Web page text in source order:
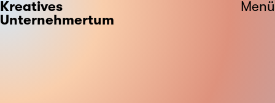
Kreatives
Unternehmertum
Menü